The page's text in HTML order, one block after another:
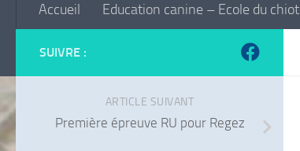
Accueil Education canine – Ecole du chiot
SUIVRE :
ARTICLE SUIVANT
Première épreuve RU pour Regez